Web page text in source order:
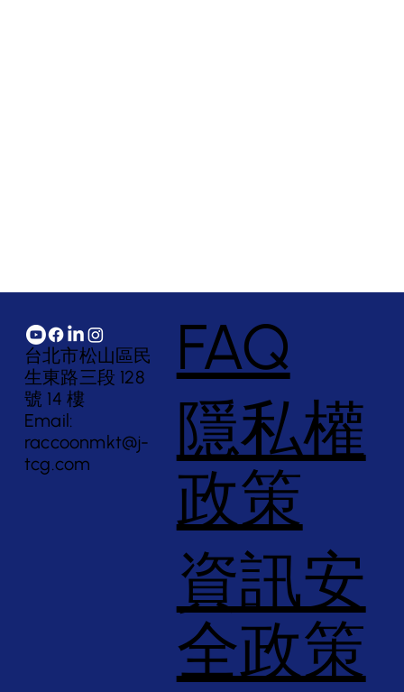
台北市松山區民
生東路三段 128
號 14 樓
Email:
raccoonmkt@j-
tcg.com
FAQ
隱私權
政策
資訊安
全政策